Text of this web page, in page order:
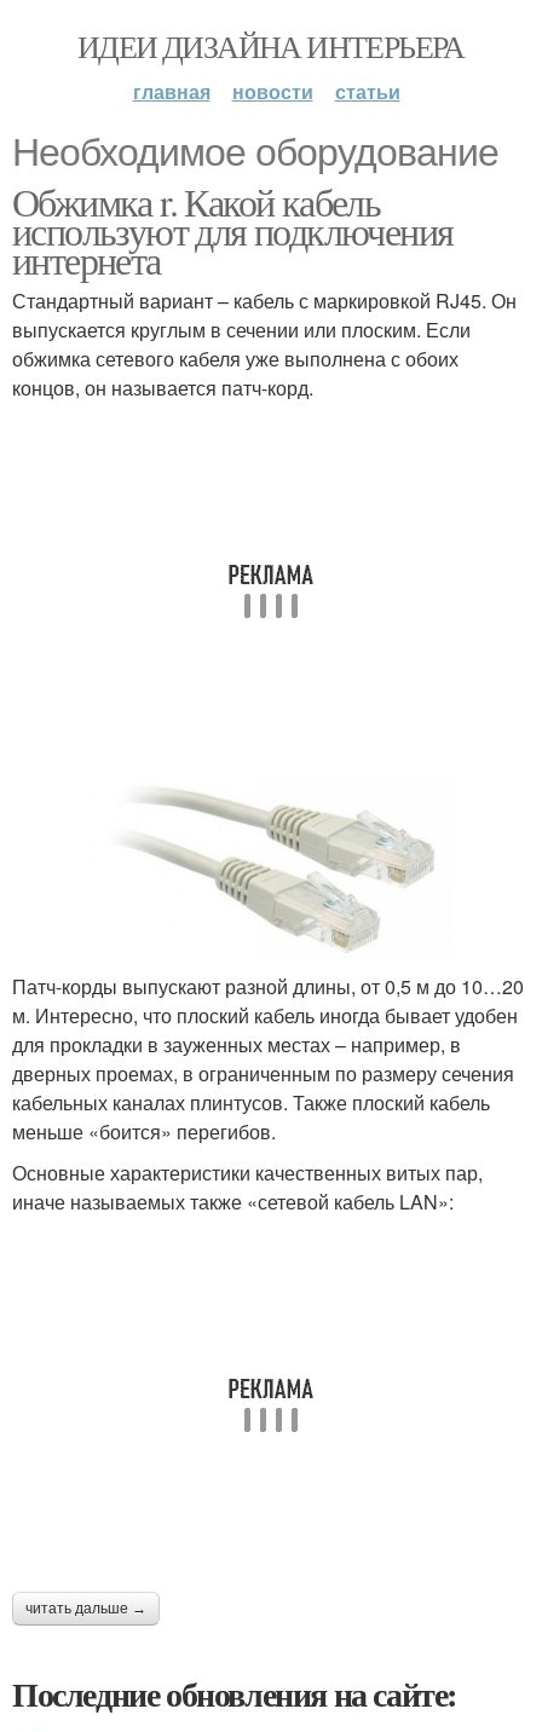
ИДЕИ ДИЗАЙНА ИНТЕРЬЕРА
главная новости статьи
Необходимое оборудование
Обжимка r. Какой кабель
используют для подключения
интернета
Стандартный вариант – кабель с маркировкой RJ45. Он
выпускается круглым в сечении или плоским. Если
обжимка сетевого кабеля уже выполнена с обоих
концов, он называется патч-корд.
Патч-корды выпускают разной длины, от 0,5 м до 10…20
м. Интересно, что плоский кабель иногда бывает удобен
для прокладки в зауженных местах – например, в
дверных проемах, в ограниченным по размеру сечения
кабельных каналах плинтусов. Также плоский кабель
меньше «боится» перегибов.
Основные характеристики качественных витых пар,
иначе называемых также «сетевой кабель LAN»:
читать дальше →
Последние обновления на сайте: